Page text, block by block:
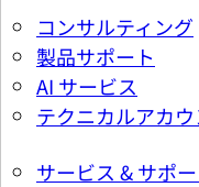
コンサルティング
製品サポート
AI サービス
テクニカルアカ
サービス & サポ